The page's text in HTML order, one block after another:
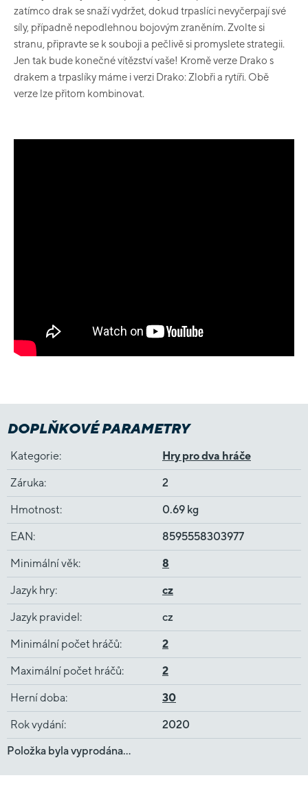
zatímco drak se snaží vydržet, dokud trpaslíci nevyčerpají své
síly, případně nepodlehnou bojovým zraněním. Zvolte si
stranu, připravte se k souboji a pečlivě si promyslete strategii.
Jen tak bude konečné vítězství vaše! Kromě verze Drako s
drakem a trpaslíky máme i verzi Drako: Zlobři a rytíři. Obě
verze lze přitom kombinovat.
DOPLŇKOVÉ PARAMETRY
Kategorie: Hry pro dva hráče
Záruka: 2
Hmotnost: 0.69 kg
EAN: 8595558303977
Minimální věk: 8
Jazyk hry: cz
Jazyk pravidel: cz
Minimální počet hráčů: 2
Maximální počet hráčů: 2
Herní doba: 30
Rok vydání:
2020
Položka byla vyprodána…